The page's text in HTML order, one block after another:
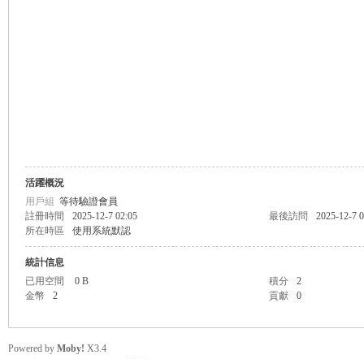
精
活躍概況
用戶組 等待驗證會員
註冊時間
2025-12-7 02:05 最後訪問
2025-12-7
所在時區
使用系統默認
統計信息
已用空間
0 B 積分
2
金幣
2 貢獻 0
Powered by Moby! X3.4